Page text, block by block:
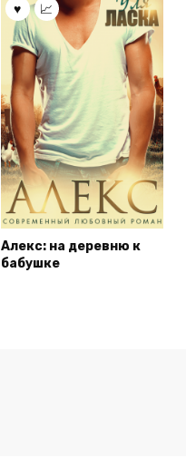
Алекс: на деревню к
бабушке